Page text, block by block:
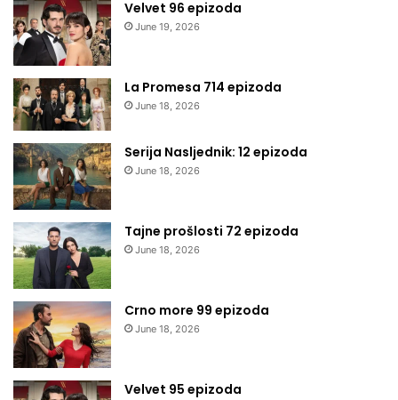
Velvet 96 epizoda
June 19, 2026
La Promesa 714 epizoda
June 18, 2026
Serija Nasljednik: 12 epizoda
June 18, 2026
Tajne prošlosti 72 epizoda
June 18, 2026
Crno more 99 epizoda
June 18, 2026
Velvet 95 epizoda